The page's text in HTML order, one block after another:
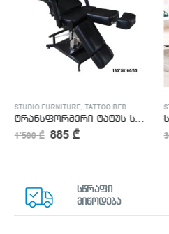
STUDIO FURNITURE, TATTOO BED
ტრანსფორმერი ტატუს სავარძელი
1'500₾ 885 ₾
სწრაფი
მიწოდება